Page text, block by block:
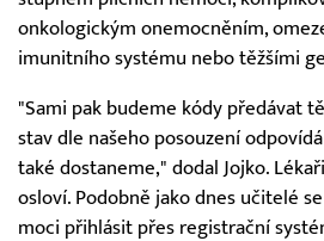
onkologickým onemocněním,
imunitního systému nebo těžšími
"Sami pak budeme kódy předávat
stav dle našeho posouzení
také dostaneme," dodal Jojko.
osloví. Podobně jako dnes učitelé
moci přihlásit přes registrační